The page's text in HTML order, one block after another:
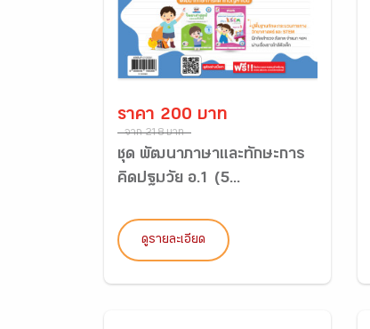
ราคา 200 บาท
จาก 218 บาท
ชุด พัฒนาภาษาและทักษะการ
คิดปฐมวัย อ.1 (5...
ดูรายละเอียด